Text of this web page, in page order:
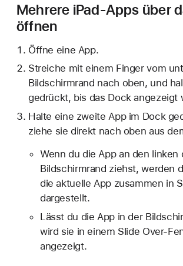
Mehrere iPad-Apps über
öffnen
Öffne eine App.
Streiche mit einem Finger vom
Bildschirmrand nach oben, und
gedrückt, bis das Dock angezeigt
Halte eine zweite App im Dock
ziehe sie direkt nach oben aus
Wenn du die App an den linken
Bildschirmrand ziehst, werden
die aktuelle App zusammen in
dargestellt.
Lässt du die App in der
wird sie in einem Slide Over-
angezeigt.